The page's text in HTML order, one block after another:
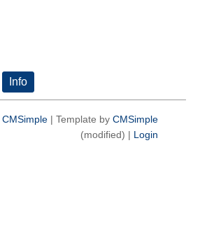
Info
CMSimple | Template by CMSimple
(modified) | Login